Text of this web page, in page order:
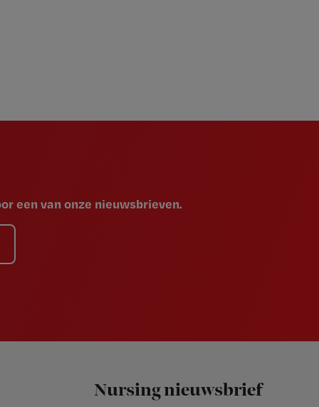
een van onze nieuwsbrieven.
Nursing nieuwsbrief